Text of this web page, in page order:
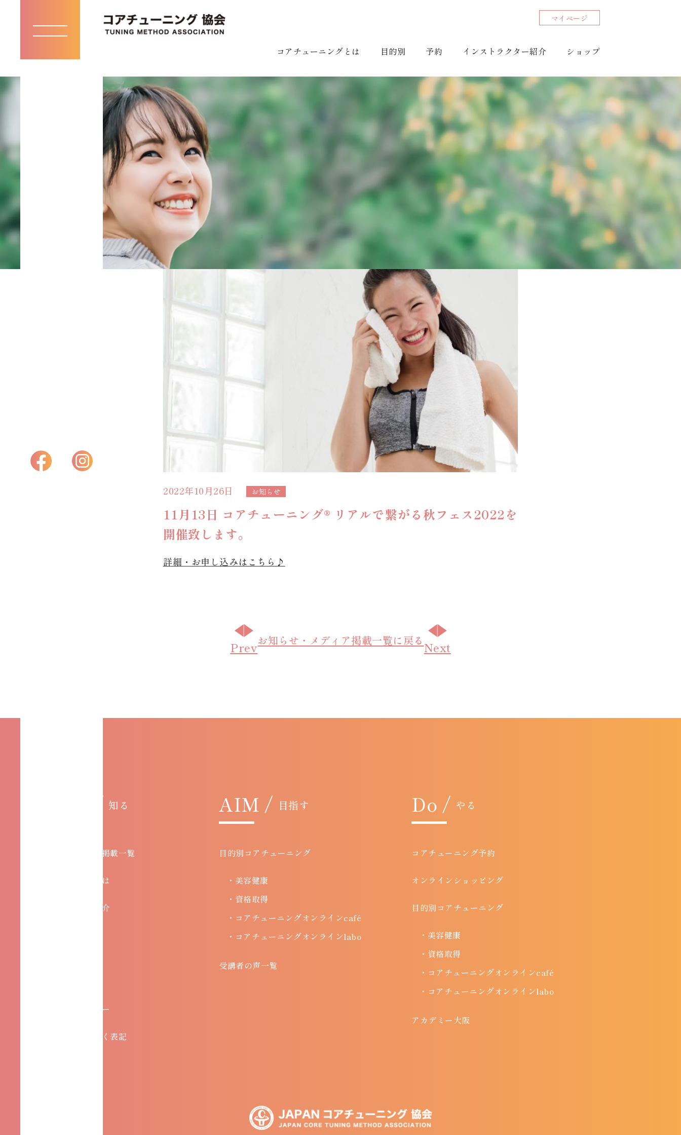
マイページ
コアチューニングとは 目的別 予約 インストラクター紹介 ショップ
toggle
navigation
KNOW /
お知らせ・メディア掲載一覧
コアチューニングとは
インストラクター紹介
AIM /
目的別コアチューニング
・コアチューニングオンラインcafé
受講者の声一覧
Do /
コアチューニング予約
オンラインショッピング
目的別コアチューニング
・美容健康
・コアチューニングオンラインcafé
2022年10月26日 お知らせ
11月13日 コアチューニング®︎ リアルで繋がる秋フェス2022を
開催致します。
詳細・お申し込みはこちら♪
Prevお知らせ・メディア掲載一覧に戻るNext
KNOW / 知る
お知らせ・メディア掲載一覧
コアチューニングとは
インストラクター紹介
プライバシーポリシー
特定商取引法に基づく表記
AIM / 目指す
目的別コアチューニング
・美容健康
・資格取得
・コアチューニングオンラインcafé
・コアチューニングオンラインlabo
受講者の声一覧
Do / やる
コアチューニング予約
オンラインショッピング
目的別コアチューニング
・美容健康
・資格取得
・コアチューニングオンラインcafé
・コアチューニングオンラインlabo
アカデミー大阪